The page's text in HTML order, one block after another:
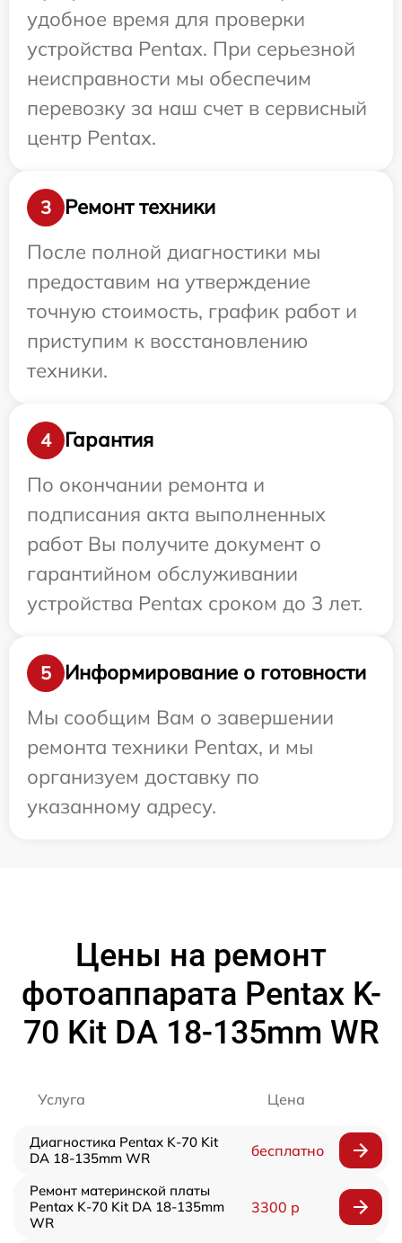
удобное время для проверки
устройства Pentax. При серьезной
неисправности мы обеспечим
перевозку за наш счет в сервисный
центр Pentax.
3
Ремонт техники
После полной диагностики мы
предоставим на утверждение
точную стоимость, график работ и
приступим к восстановлению
техники.
4
Гарантия
По окончании ремонта и
подписания акта выполненных
работ Вы получите документ о
гарантийном обслуживании
устройства Pentax сроком до 3 лет.
5
Информирование о готовности
Мы сообщим Вам о завершении
ремонта техники Pentax, и мы
организуем доставку по
указанному адресу.
Цены на ремонт
фотоаппарата Pentax K-
70 Kit DA 18-135mm WR
Услуга Цена
Диагностика Pentax K-70 Kit
DA 18-135mm WR
бесплатно
Ремонт материнской платы
Pentax K-70 Kit DA 18-135mm
WR
3300 р